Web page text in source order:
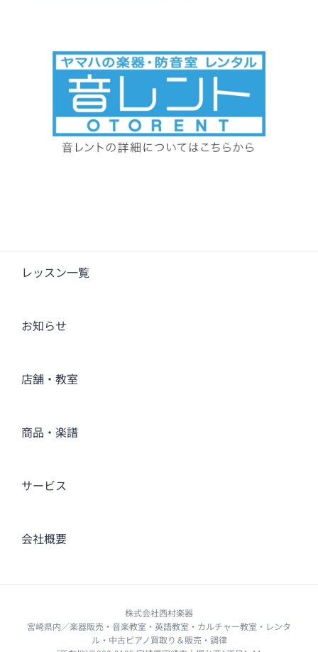
レッスン一覧
お知らせ
店舗・教室
商品・楽譜
サービス
会社概要
株式会社西村楽器
宮崎県内／楽器販売・音楽教室・英語教室・カルチャー教室・レンタ
ル・中古ピアノ買取り＆販売・調律